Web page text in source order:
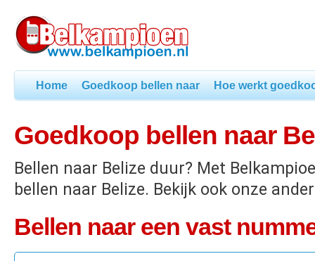
Home Goedkoop bellen naar Hoe werkt
Goedkoop bellen naar
Bellen naar Belize duur? Met
bellen naar Belize. Bekijk ook onze
Bellen naar een vast